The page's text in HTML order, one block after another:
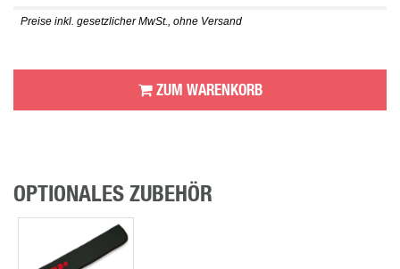
Preise inkl. gesetzlicher MwSt., ohne Versand
ZUM WARENKORB
OPTIONALES ZUBEHÖR